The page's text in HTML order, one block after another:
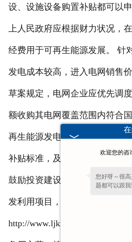
设、设施设备购置补贴都可以
上人民政府应根据财力状况，
经费用于可再生能源发展。 针
发电成本较高，进入电网销售
草案规定，电网企业应优先调
额收购其电网覆盖范围内符合
再生能源发电项目的上网电量
补贴标准，及时、足额结算电
鼓励投资建设沼气集中供气工
发利用项目，改善农村生态环境
http://www.ljkzs.com/ 新乡市龙
欢迎您的咨
您好呀～很
题都可以跟我